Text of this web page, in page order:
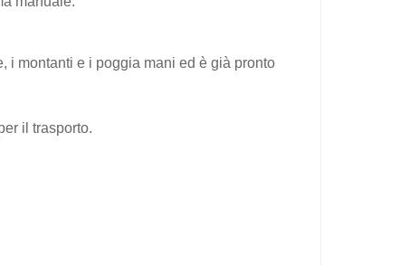
i montanti e i poggia mani ed è già pronto
il trasporto.